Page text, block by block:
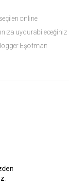
online
uydurabileceğiniz
Eşofman
( Medium )